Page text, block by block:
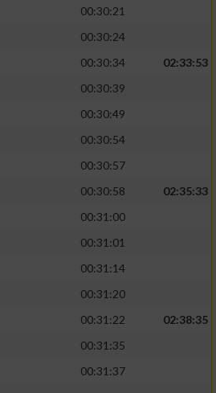
00:30:21
00:30:24
00:30:34
02:33:53
00:30:39
00:30:49
00:30:54
00:30:57
00:30:58
02:35:33
00:31:00
00:31:01
00:31:14
00:31:20
00:31:22
02:38:35
00:31:35
00:31:37